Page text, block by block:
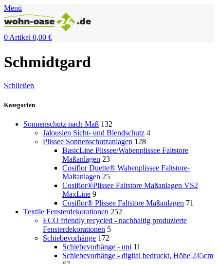
Menü
0Artikel 0,00 €
Schmidtgard
Schließen
Kategorien
Sonnenschutz nach Maß 132
Jalousien Sicht- und Blendschutz 4
Plissee Sonnenschutzanlagen 128
BasicLine Plissee/Wabenplissee Faltstore
Maßanlagen 23
Cosiflor Duette® Wabenplissee Faltstore-
Maßanlagen 25
Cosiflor®Plissee Faltstore Maßanlagen VS2
MaxLine 9
Cosiflor® Plissee Faltstore Maßanlagen 71
Textile Fensterdekorationen 252
ECO friendly recycled - nachhaltig produzierte
Fensterdekorationen 5
Schiebevorhänge 172
Schiebevorhänge - uni 11
Schiebevorhänge - digital bedruckt, Höhe 245cm